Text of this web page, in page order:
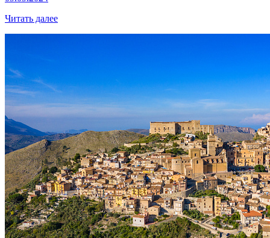
Читать далее